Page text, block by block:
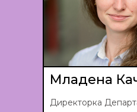
Младена
Директорка